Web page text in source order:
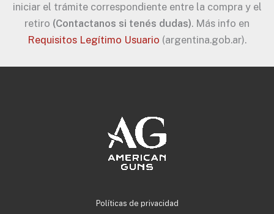
iniciar el trámite correspondiente entre la compra y el
retiro (Contactanos si tenés dudas). Más info en
Requisitos Legítimo Usuario (argentina.gob.ar).
Políticas de privacidad